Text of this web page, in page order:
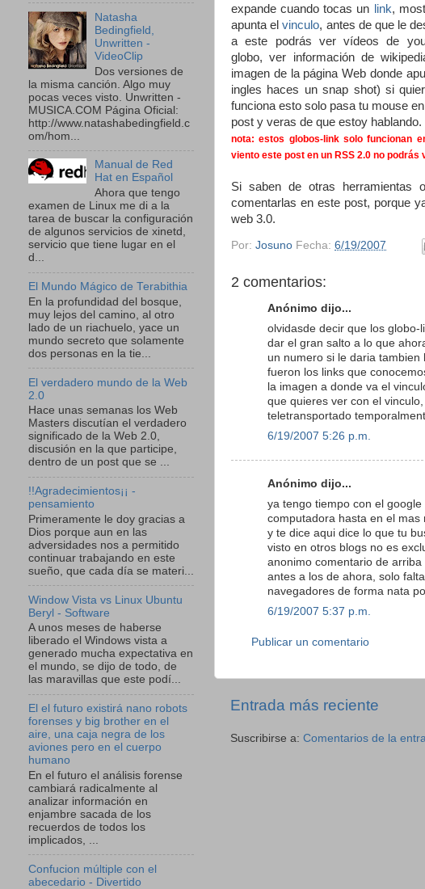
expande cuando tocas un
link,
apunta elvinculo, antes de que le
a este podrás ver vídeos de
globo, ver información de
imagen de la página Web donde
ingles haces un snap shot) si
funciona esto solo pasa tu mouse
post y veras de que estoy hablando.
nota: estos globos-link solo funcionan
viento este post en un RSS 2.0 no podrás
Si saben de otras herramientas
comentarlas en este post, porque
web 3.0.
Por: Josuno Fecha: 6/19/2007
2 comentarios:
Anónimo dijo...
olvidasde decir que los
dar el gran salto a lo que
un numero si le daria
fueron los links que
la imagen a donde va el
que quieres ver con el
teletransportado
6/19/2007 5:26 p.m.
Anónimo dijo...
ya tengo tiempo con el
computadora hasta en el
y te dice aqui dice lo que tu
visto en otros blogs no es
anonimo comentario de
antes a los de ahora, solo
navegadores de forma nata
6/19/2007 5:37 p.m.
Publicar un comentario
Entrada más reciente
Suscribirse a: Comentarios de la
Natasha
Bedingfield,
Unwritten -
VideoClip
Dos versiones de
la misma canción. Algo muy
pocas veces visto. Unwritten -
MUSICA.COM Página Oficial:
http://www.natashabedingfield.c
om/hom...
Manual de Red
Hat en Español
Ahora que tengo
examen de Linux me di a la
tarea de buscar la configuración
de algunos servicios de xinetd,
servicio que tiene lugar en el
d...
El Mundo Mágico de Terabithia
En la profundidad del bosque,
muy lejos del camino, al otro
lado de un riachuelo, yace un
mundo secreto que solamente
dos personas en la tie...
El verdadero mundo de la Web
2.0
Hace unas semanas los Web
Masters discutían el verdadero
significado de la Web 2.0,
discusión en la que participe,
dentro de un post que se ...
!!Agradecimientos¡¡ -
pensamiento
Primeramente le doy gracias a
Dios porque aun en las
adversidades nos a permitido
continuar trabajando en este
sueño, que cada día se materi...
Window Vista vs Linux Ubuntu
Beryl - Software
A unos meses de haberse
liberado el Windows vista a
generado mucha expectativa en
el mundo, se dijo de todo, de
las maravillas que este podí...
El el futuro existirá nano robots
forenses y big brother en el
aire, una caja negra de los
aviones pero en el cuerpo
humano
En el futuro el análisis forense
cambiará radicalmente al
analizar información en
enjambre sacada de los
recuerdos de todos los
implicados, ...
Confucion múltiple con el
abecedario - Divertido